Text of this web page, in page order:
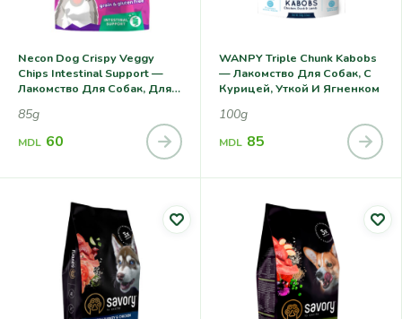
Necon Dog Crispy Veggy
Chips Intestinal Support —
Лакомство Для Собак, Для
Пищеварительной Системы
85g
MDL 60
WANPY Triple Chunk Kabobs
— Лакомство Для Собак, С
Курицей, Уткой И Ягненком
100g
MDL 85